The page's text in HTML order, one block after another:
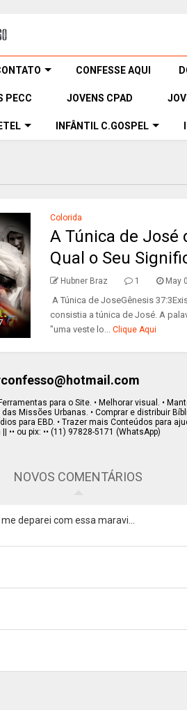
CONFESSE AQUI
PECC JOVENS CPAD
INFÂNTIL C.GOSPEL
Colorida
A Túnica de José
Qual o Seu
Hubner Braz 1 May
A Túnica de JoseGênesis
consistia a túnica de José. A
"uma veste lo... Clique Aqui
para o Site. • Melhorar visual. •
Missões Urbanas. • Comprar e distribuir
para EBD. • Trazer mais Conteúdos para
•• ou pix: •• (11) 97828-5171 (WhatsApp)
NOVOS COMENTÁRIOS
deparei com essa maravi...